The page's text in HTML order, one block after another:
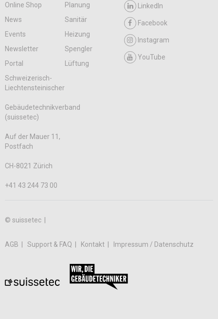
Online Shop
Planung
News
Sanitär
Events
Heizung
Newsletter
Spengler
Portal
Lüftung
LinkedIn
Facebook
Instagram
YouTube
Schweizerisch-
Liechtensteinischer
Gebäudetechnikverband
(suissetec)
Auf der Mauer 11,
Postfach
CH-8021 Zürich
+41 43 244 73 00
© suissetec |
AGB Support & FAQ Kontakt Impressum / Datenschutz